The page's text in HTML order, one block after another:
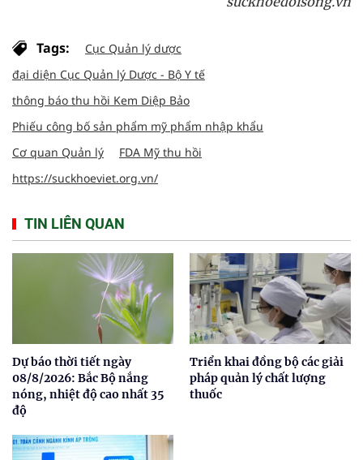
Tags:
Cục Quản lý dược
đại diện Cục Quản lý Dược - Bộ Y tế
thông báo thu hồi Kem Diệp Bảo
Phiếu công bố sản phẩm mỹ phẩm nhập khẩu
Cơ quan Quản lý
FDA Mỹ thu hồi
https://suckhoeviet.org.vn/
TIN LIÊN QUAN
Dự báo thời tiết ngày
08/8/2026: Bắc Bộ nắng
nóng, nhiệt độ cao nhất 35
độ
Triển khai đồng bộ các giải
pháp quản lý chất lượng
thuốc